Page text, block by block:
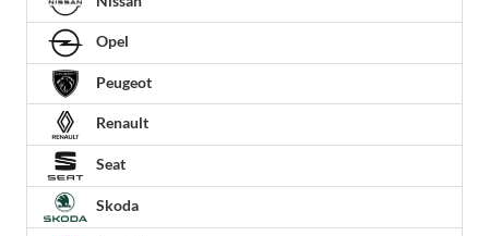
Opel
Peugeot
Renault
Seat
Skoda